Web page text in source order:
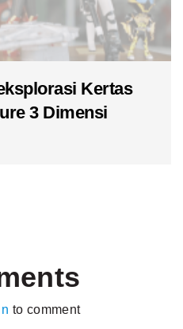
Kertas
3 Dimensi
to comment